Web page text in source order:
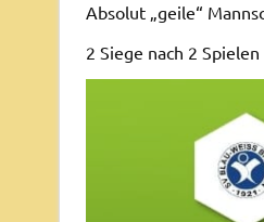
Absolut „geile“
2 Siege nach 2